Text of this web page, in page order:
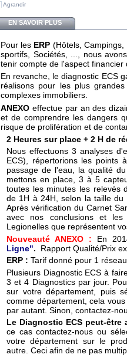
Agrandir
EN SAVOIR PLUS
Pour les ERP (Hôtels,
sportifs, Sociétés, ..., nous
tenir compte de l'aspect financier
En revanche, le diagnostic ECS
réalisons pour les plus
complexes immobiliers.
ANEXO effectue par an des
et de comprendre les dangers
risque de prolifération et de
2 Heures sur place + 2 H de
Nous effectuons 3 analyses
ECS), répertorions les points
passage de l'eau, la qualité
mettons en place, 3 à 5
toutes les minutes les relevés
de 1H à 24H, selon la taille
Après vérification du Carnet
avec nos conclusions et
Legionelles que représentent
Nouveauté ANEXO : En
Ligne". Rapport Qualité/Prix
ERP : Tarif donné pour 1
Plusieurs Diagnostic ECS à
3 et 4 Diagnostics par jour.
sur votre département, puis
comme département, cela
par autant. Sinon, contactez-
Le Diagnostic ECS peut-
ce cas contactez-nous ou
votre département sur le
autre. Ceci afin de ne pas